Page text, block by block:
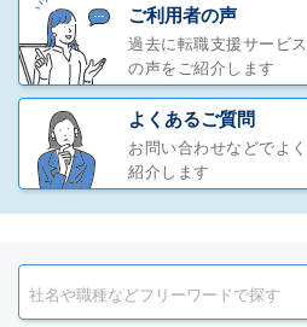
ご利用者の声
過去に転職支援サービ
の声をご紹介します
よくあるご質問
お問い合わせなどでよ
紹介します